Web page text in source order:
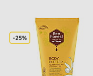
-25%